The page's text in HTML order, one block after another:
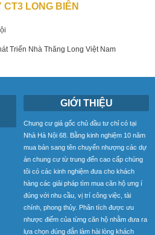
LONG BIÊN
Triển Nhà Thăng Long Việt Nam
GIỚI THIỆU
Chung cư giá gốc chủ đầu tư chỉ có tại
Nhà Hà Nội 68. Bằng kinh nghiệm 10 năm
mua bán sang tên chuyển nhượng các dự
án chung cư từ trung đến cao cấp chúng
tôi có các kinh nghiệm đưa cho khách
hàng các giải pháp tìm mua căn hộ ưng í
đúng với nhu cầu, vị trí công việc, tài
chính, phong thủy. Phân tích được ưu
nhược điểm của từng căn hộ nhằm đưa ra
lựa chọn đúng đắn làm hài lòng khách